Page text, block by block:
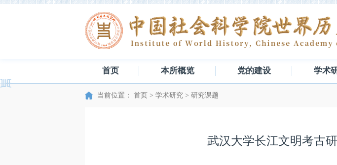
首页 本所概览 党的建设 学术
当前位置： 首页 > 学术研究 > 研究课题
武汉大学长江文明考古